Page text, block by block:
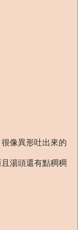
像異形吐出來的
湯頭還有點稠稠